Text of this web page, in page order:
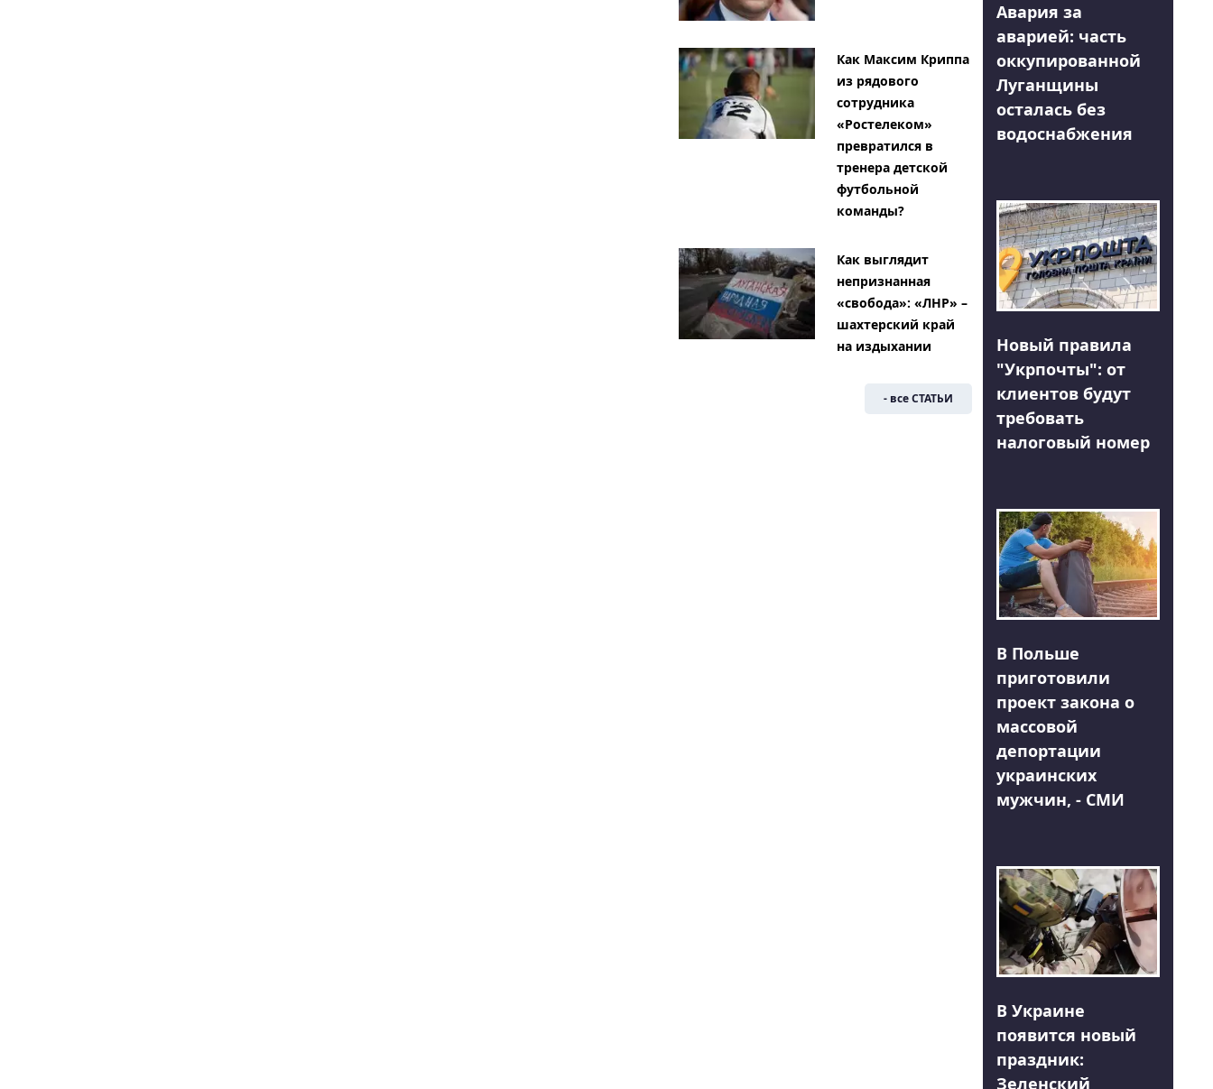
Как Максим Криппа
из рядового
сотрудника
«Ростелеком»
превратился в
тренера детской
футбольной
команды?
Как выглядит
непризнанная
«свобода»: «ЛНР» –
шахтерский край
на издыхании
- все СТАТЬИ
Авария за
аварией: часть
оккупированной
Луганщины
осталась без
водоснабжения
Новый правила
"Укрпочты": от
клиентов будут
требовать
налоговый номер
В Польше
приготовили
проект закона о
массовой
депортации
украинских
мужчин, - СМИ
В Украине
появится новый
праздник:
Зеленский